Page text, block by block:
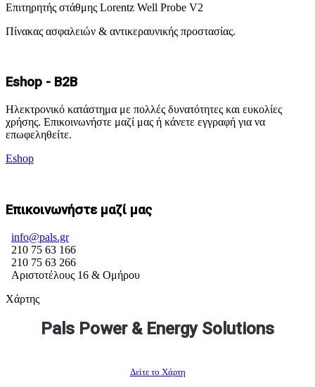
Επιτηρητής στάθμης Lorentz Well Probe V2
Πίνακας ασφαλειών & αντικεραυνικής προστασίας.
Eshop - B2B
Ηλεκτρονικό κατάστημα με πολλές δυνατότητες και ευκολίες
χρήσης. Επικοινωνήστε μαζί μας ή κάνετε εγγραφή για να
επωφεληθείτε.
Eshop
Επικοινωνήστε μαζί μας
info@pals.gr
210 75 63 166
210 75 63 266
Αριστοτέλους 16 & Ομήρου
Χάρτης
Pals Power & Energy Solutions
Δείτε το Χάρτη